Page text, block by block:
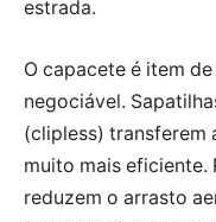
estrada.
O capacete é item
negociável.
(clipless) transferem
muito mais eficiente.
reduzem o arrasto